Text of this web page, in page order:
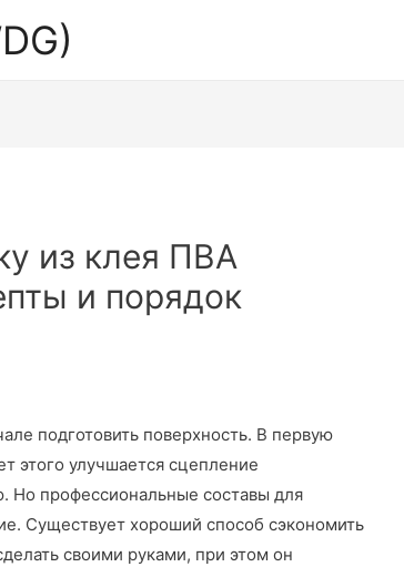
из клея ПВА
и порядок
подготовить поверхность. В первую
этого улучшается сцепление
Но профессиональные составы для
Существует хороший способ сэкономить
своими руками, при этом он